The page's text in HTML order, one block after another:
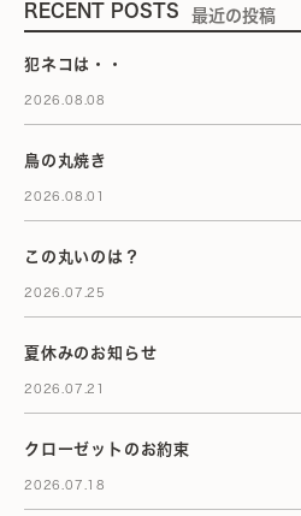
RECENT POSTS 最近の投稿
犯ネコは・・
2026.08.08
鳥の丸焼き
2026.08.01
この丸いのは？
2026.07.25
夏休みのお知らせ
2026.07.21
クローゼットのお約束
2026.07.18